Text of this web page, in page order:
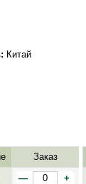
Китай
Заказ
— +